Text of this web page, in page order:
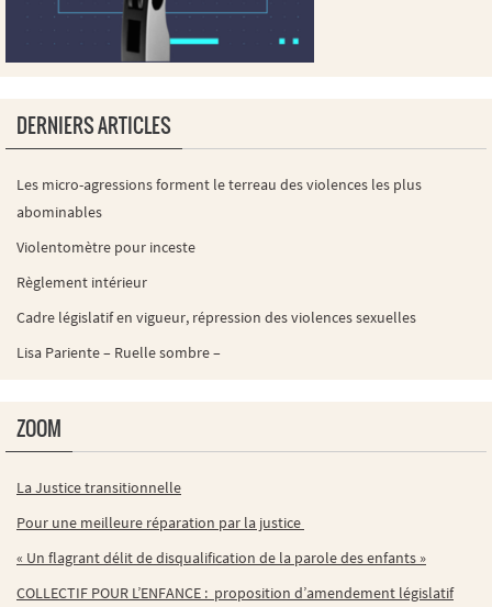
DERNIERS ARTICLES
Les micro-agressions forment le terreau des violences les plus
abominables
Violentomètre pour inceste
Règlement intérieur
Cadre législatif en vigueur, répression des violences sexuelles
Lisa Pariente – Ruelle sombre –
ZOOM
La Justice transitionnelle
Pour une meilleure réparation par la justice
« Un flagrant délit de disqualification de la parole des enfants »
COLLECTIF POUR L’ENFANCE : proposition d’amendement législatif